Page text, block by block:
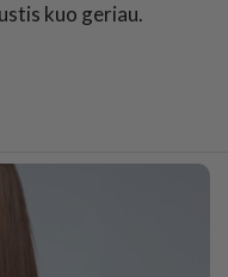
kuo geriau.